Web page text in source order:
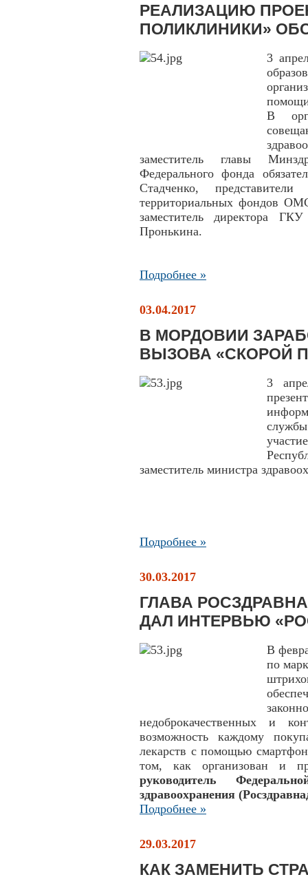
РЕАЛИЗАЦИЮ
ПОЛИКЛИНИКИ»
3
В
заместитель главы
Федерального фонда
Стадченко, представители
территориальных фондов
заместитель директора
Пронькина.
Подробнее »
03.04.2017
В МОРДОВИИ
ВЫЗОВА «СКОРОЙ
3
заместитель министра
Подробнее »
30.03.2017
ГЛАВА
ДАЛ ИНТЕРВЬЮ
В
по
недоброкачественных и
возможность каждому
лекарств с помощью
том, как организован и
руководитель
здравоохранения
Подробнее »
29.03.2017
КАК ЗАМЕНИТЬ